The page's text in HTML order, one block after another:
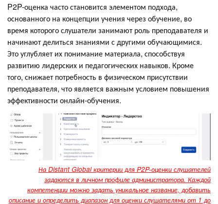
P2P-оценка часто становится элементом подхода,
основанного на концепции учения через обучение, во
время которого слушатели занимают роль преподавателя и
начинают делиться знаниями с другими обучающимися.
Это углубляет их понимание материала, способствуя
развитию лидерских и педагогических навыков. Кроме
того, снижает потребность в физическом присутствии
преподавателя, что является важным условием повышения
эффективности онлайн-обучения.
На Distant Global критерии для P2P-оценки слушателей
задаются в личном профиле администратора. Каждой
компетенции можно задать уникальное название, добавить
описание и определить диапазон для оценки слушателями от 1 до